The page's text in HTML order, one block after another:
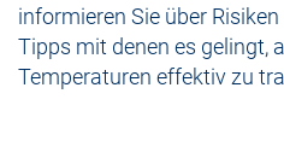
informieren Sie über
Tipps mit denen es gelingt,
Temperaturen effektiv zu